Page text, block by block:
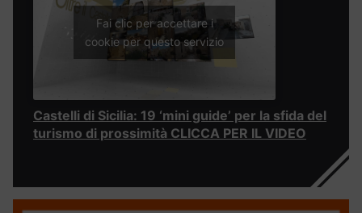
Fai clic per accettare i
cookie per questo servizio
Castelli di Sicilia: 19 ‘mini guide’ per la sfida del
turismo di prossimità CLICCA PER IL VIDEO